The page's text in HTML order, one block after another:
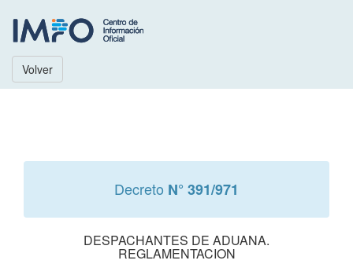
Volver
Decreto N° 391/971
DESPACHANTES DE ADUANA.
REGLAMENTACION